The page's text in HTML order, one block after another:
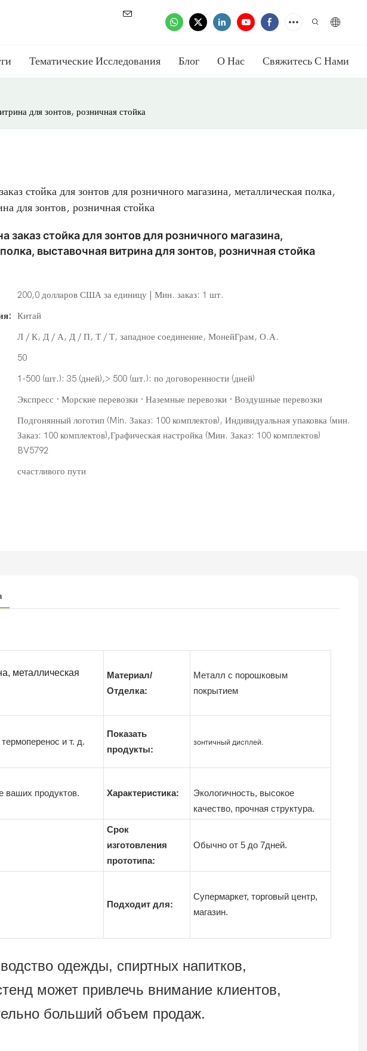
Тематические Исследования Блог О Нас Свяжитесь С Нами
для зонтов, розничная стойка
стойка для зонтов для розничного магазина, металлическая полка,
для зонтов, розничная стойка
заказ стойка для зонтов для розничного магазина,
выставочная витрина для зонтов, розничная стойка
200,0 долларов США за единицу | Мин. заказ: 1 шт.
Китай
Л / К, Д / А, Д / П, Т / Т, западное соединение, МонейГрам, О.А.
50
1-500 (шт.): 35 (дней),> 500 (шт.): по договоренности (дней)
Экспресс · Морские перевозки · Наземные перевозки · Воздушные перевозки
Подгонянный логотип (Min. Заказ: 100 комплектов), Индивидуальная упаковка (мин.
Заказ: 100 комплектов),Графическая настройка (Мин. Заказ: 100 комплектов)
BV5792
счастливого пути
металлическая
Материал/
Отделка:
Металл с порошковым
покрытием
и т. д.
Показать
продукты:
зонтичный дисплей.
ваших продуктов. Характеристика:
Экологичность, высокое
качество, прочная структура.
Срок
изготовления
прототипа:
Обычно от 5 до 7дней.
Подходит для:
Супермаркет, торговый центр,
магазин.
одежды, спиртных напитков,
может привлечь внимание клиентов,
больший объем продаж.